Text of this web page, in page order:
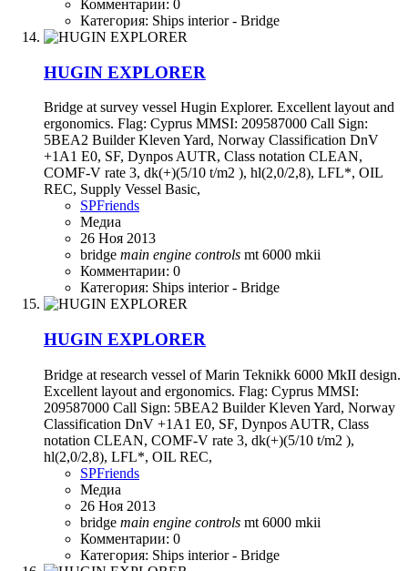
Комментарии: 0
Категория: Ships interior - Bridge
HUGIN EXPLORER
Bridge at survey vessel Hugin Explorer. Excellent layout and
ergonomics. Flag: Cyprus MMSI: 209587000 Call Sign:
5BEA2 Builder Kleven Yard, Norway Classification DnV
+1A1 E0, SF, Dynpos AUTR, Class notation CLEAN,
COMF-V rate 3, dk(+)(5/10 t/m2 ), hl(2,0/2,8), LFL*, OIL
REC, Supply Vessel Basic,
SPFriends
Медиа
26 Ноя 2013
bridge main engine controls mt 6000 mkii
Комментарии: 0
Категория: Ships interior - Bridge
HUGIN EXPLORER
Bridge at research vessel of Marin Teknikk 6000 MkII design.
Excellent layout and ergonomics. Flag: Cyprus MMSI:
209587000 Call Sign: 5BEA2 Builder Kleven Yard, Norway
Classification DnV +1A1 E0, SF, Dynpos AUTR, Class
notation CLEAN, COMF-V rate 3, dk(+)(5/10 t/m2 ),
hl(2,0/2,8), LFL*, OIL REC,
SPFriends
Медиа
26 Ноя 2013
bridge main engine controls mt 6000 mkii
Комментарии: 0
Категория: Ships interior - Bridge